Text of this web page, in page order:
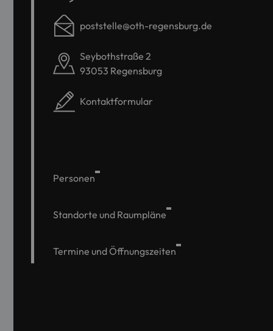
poststelle@oth-regensburg.de
Seybothstraße 2
93053 Regensburg
Kontaktformular
Personen
Standorte und Raumpläne
Termine und Öffnungszeiten